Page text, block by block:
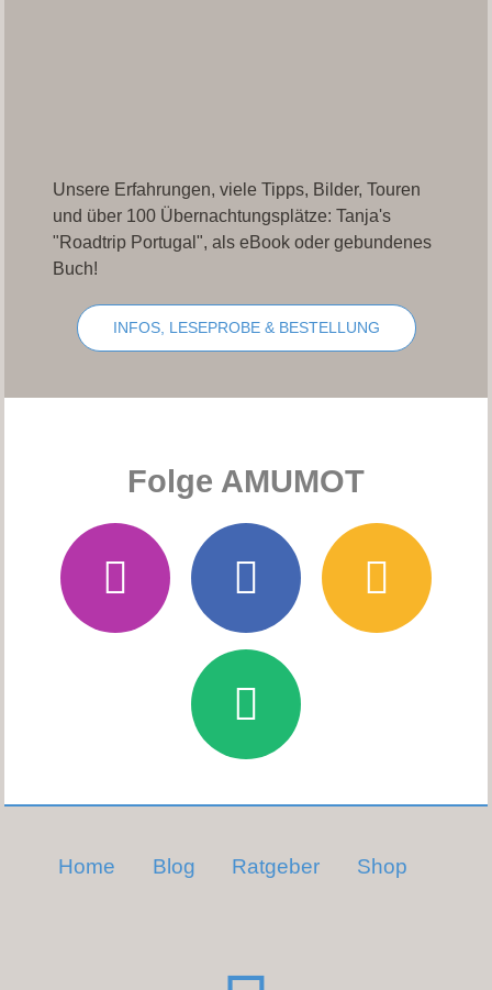
Unsere Erfahrungen, viele Tipps, Bilder, Touren
und über 100 Übernachtungsplätze: Tanja's
"Roadtrip Portugal", als eBook oder gebundenes
Buch!
INFOS, LESEPROBE & BESTELLUNG
Folge AMUMOT
Home Blog Ratgeber Shop